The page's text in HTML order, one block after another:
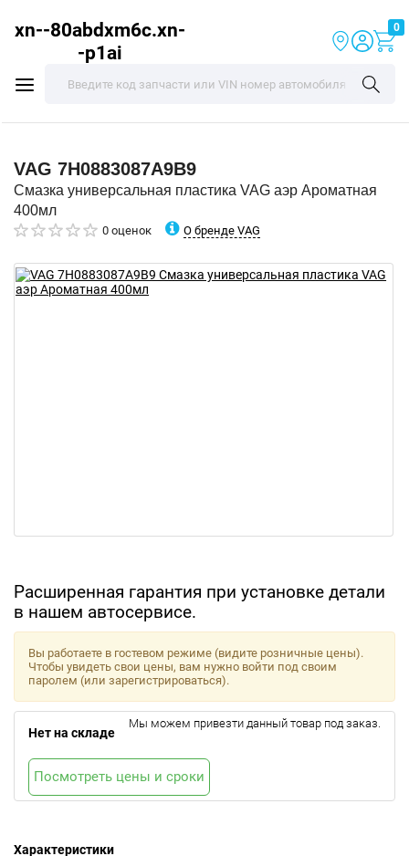
xn--80abdxm6c.xn-
-p1ai
0
VAG 7H0883087A9B9
Смазка универсальная пластика VAG аэр Ароматная
400мл
0 оценок О бренде VAG
Расширенная гарантия при установке детали
в нашем автосервисе.
Характеристики
Вы работаете в гостевом режиме (видите розничные цены).
Чтобы увидеть свои цены, вам нужно войти под своим
паролем (или зарегистрироваться).
Нет на складе
Мы можем привезти данный товар под заказ.
Посмотреть цены и сроки